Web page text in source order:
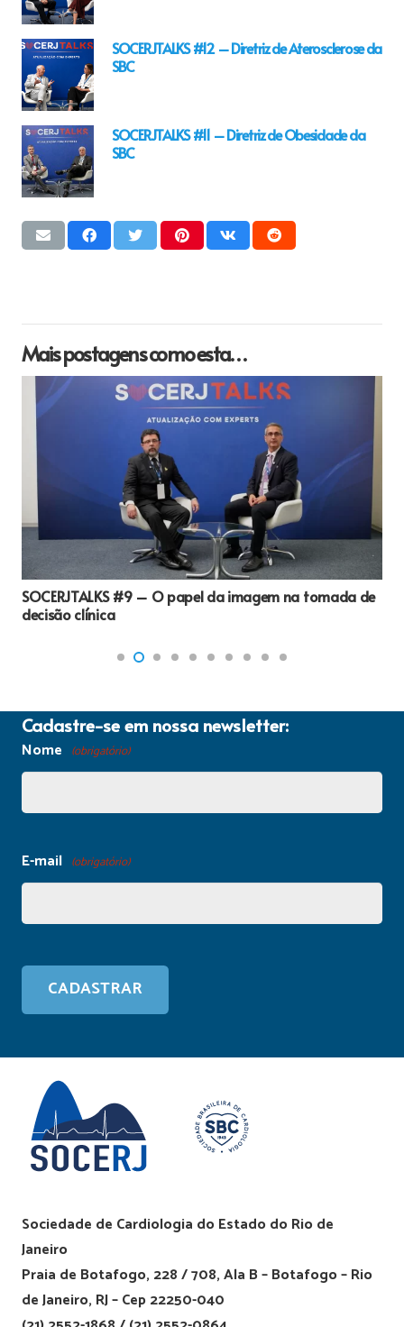
SOCERJTALKS #12 – Diretriz de Aterosclerose da
SBC
SOCERJTALKS #11 – Diretriz de Obesidade da
SBC
Mais postagens como esta…
SOCERJTALKS #9 – O papel da imagem na tomada de
decisão clínica
Cadastre-se em nossa newsletter:
Nome (obrigatório)
E-mail (obrigatório)
Sociedade de Cardiologia do Estado do Rio de
Janeiro
Praia de Botafogo, 228 / 708, Ala B – Botafogo – Rio
de Janeiro, RJ – Cep 22250-040